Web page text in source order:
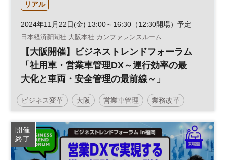
リアル
2024年11月22日(金) 13:00～16:30（12:30開場）予定
日本経済新聞社 大阪本社 カンファレンスルーム
【大阪開催】ビジネストレンドフォーラム
「社用車・営業車管理DX～運行効率の最
大化と車両・安全管理の最前線～」
ビジネス変革 大阪 営業車管理 業務改革
安全管理 運行管理 ビジネストレンドフォーラム
社用車管理 営業戦略 働き方改革 営業支援
開催
終了